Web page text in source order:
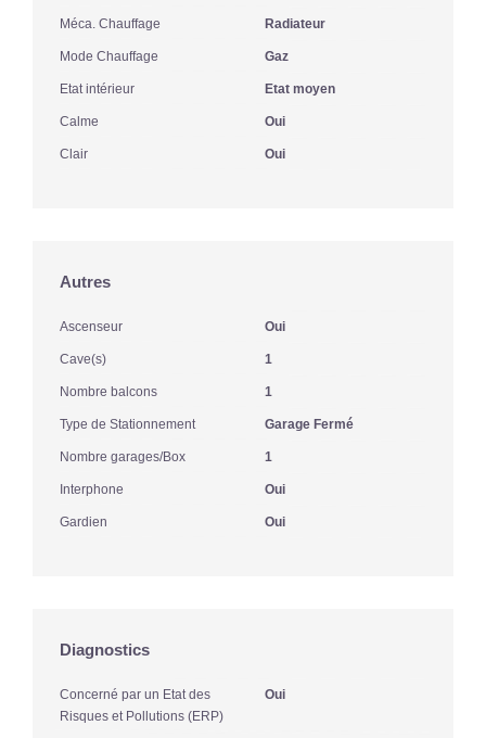
Méca. Chauffage Radiateur
Mode Chauffage Gaz
Etat intérieur Etat moyen
Calme Oui
Clair Oui
Autres
Ascenseur Oui
Cave(s) 1
Nombre balcons 1
Type de Stationnement Garage Fermé
Nombre garages/Box 1
Interphone Oui
Gardien Oui
Diagnostics
Concerné par un Etat des
Risques et Pollutions (ERP)
Oui